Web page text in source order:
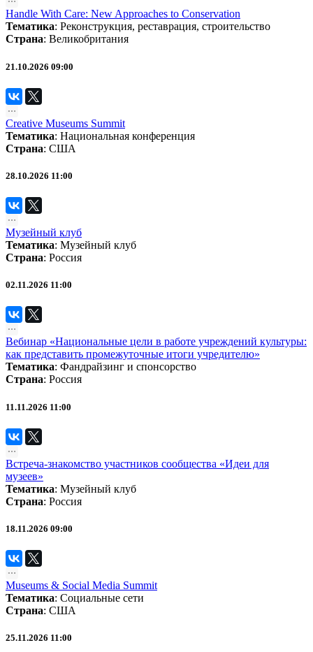
Handle With Care: New Approaches to Conservation
Тематика: Реконструкция, реставрация, строительство
Страна: Великобритания
21.10.2026 09:00
Creative Museums Summit
Тематика: Национальная конференция
Страна: США
28.10.2026 11:00
Музейный клуб
Тематика: Музейный клуб
Страна: Россия
02.11.2026 11:00
Вебинар «Национальные цели в работе учреждений культуры:
как представить промежуточные итоги учредителю»
Тематика: Фандрайзинг и спонсорство
Страна: Россия
11.11.2026 11:00
Встреча-знакомство участников сообщества «Идеи для
музеев»
Тематика: Музейный клуб
Страна: Россия
18.11.2026 09:00
Museums & Social Media Summit
Тематика: Социальные сети
Страна: США
25.11.2026 11:00